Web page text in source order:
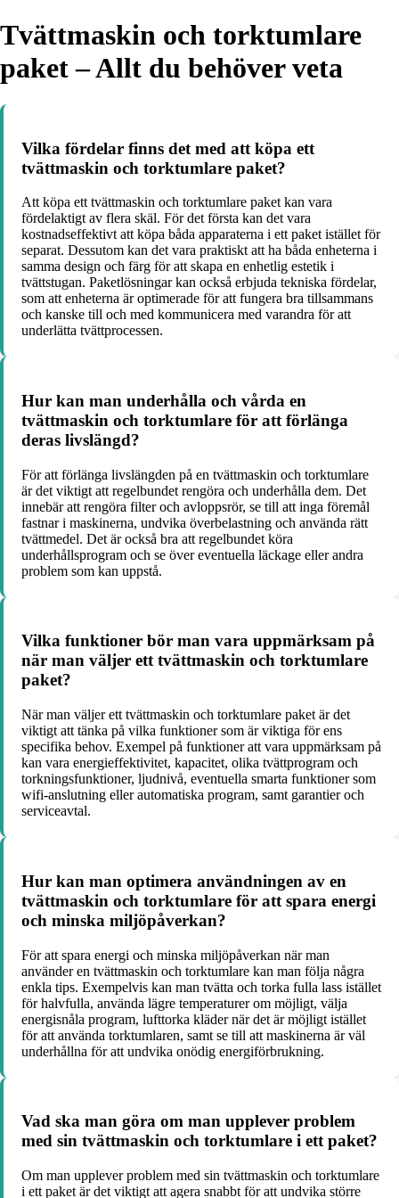
Tvättmaskin och torktumlare
paket – Allt du behöver veta
Vilka fördelar finns det med att köpa ett
tvättmaskin och torktumlare paket?
Att köpa ett tvättmaskin och torktumlare paket kan vara
fördelaktigt av flera skäl. För det första kan det vara
kostnadseffektivt att köpa båda apparaterna i ett paket istället för
separat. Dessutom kan det vara praktiskt att ha båda enheterna i
samma design och färg för att skapa en enhetlig estetik i
tvättstugan. Paketlösningar kan också erbjuda tekniska fördelar,
som att enheterna är optimerade för att fungera bra tillsammans
och kanske till och med kommunicera med varandra för att
underlätta tvättprocessen.
Hur kan man underhålla och vårda en
tvättmaskin och torktumlare för att förlänga
deras livslängd?
För att förlänga livslängden på en tvättmaskin och torktumlare
är det viktigt att regelbundet rengöra och underhålla dem. Det
innebär att rengöra filter och avloppsrör, se till att inga föremål
fastnar i maskinerna, undvika överbelastning och använda rätt
tvättmedel. Det är också bra att regelbundet köra
underhållsprogram och se över eventuella läckage eller andra
problem som kan uppstå.
Vilka funktioner bör man vara uppmärksam på
när man väljer ett tvättmaskin och torktumlare
paket?
När man väljer ett tvättmaskin och torktumlare paket är det
viktigt att tänka på vilka funktioner som är viktiga för ens
specifika behov. Exempel på funktioner att vara uppmärksam på
kan vara energieffektivitet, kapacitet, olika tvättprogram och
torkningsfunktioner, ljudnivå, eventuella smarta funktioner som
wifi-anslutning eller automatiska program, samt garantier och
serviceavtal.
Hur kan man optimera användningen av en
tvättmaskin och torktumlare för att spara energi
och minska miljöpåverkan?
För att spara energi och minska miljöpåverkan när man
använder en tvättmaskin och torktumlare kan man följa några
enkla tips. Exempelvis kan man tvätta och torka fulla lass istället
för halvfulla, använda lägre temperaturer om möjligt, välja
energisnåla program, lufttorka kläder när det är möjligt istället
för att använda torktumlaren, samt se till att maskinerna är väl
underhållna för att undvika onödig energiförbrukning.
Vad ska man göra om man upplever problem
med sin tvättmaskin och torktumlare i ett paket?
Om man upplever problem med sin tvättmaskin och torktumlare
i ett paket är det viktigt att agera snabbt för att undvika större